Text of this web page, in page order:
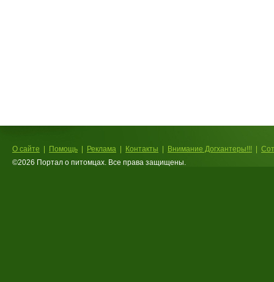
О сайте Помощь Реклама Контакты Внимание Догхантеры!!!
©2026 Портал о питомцах. Все права защищены.